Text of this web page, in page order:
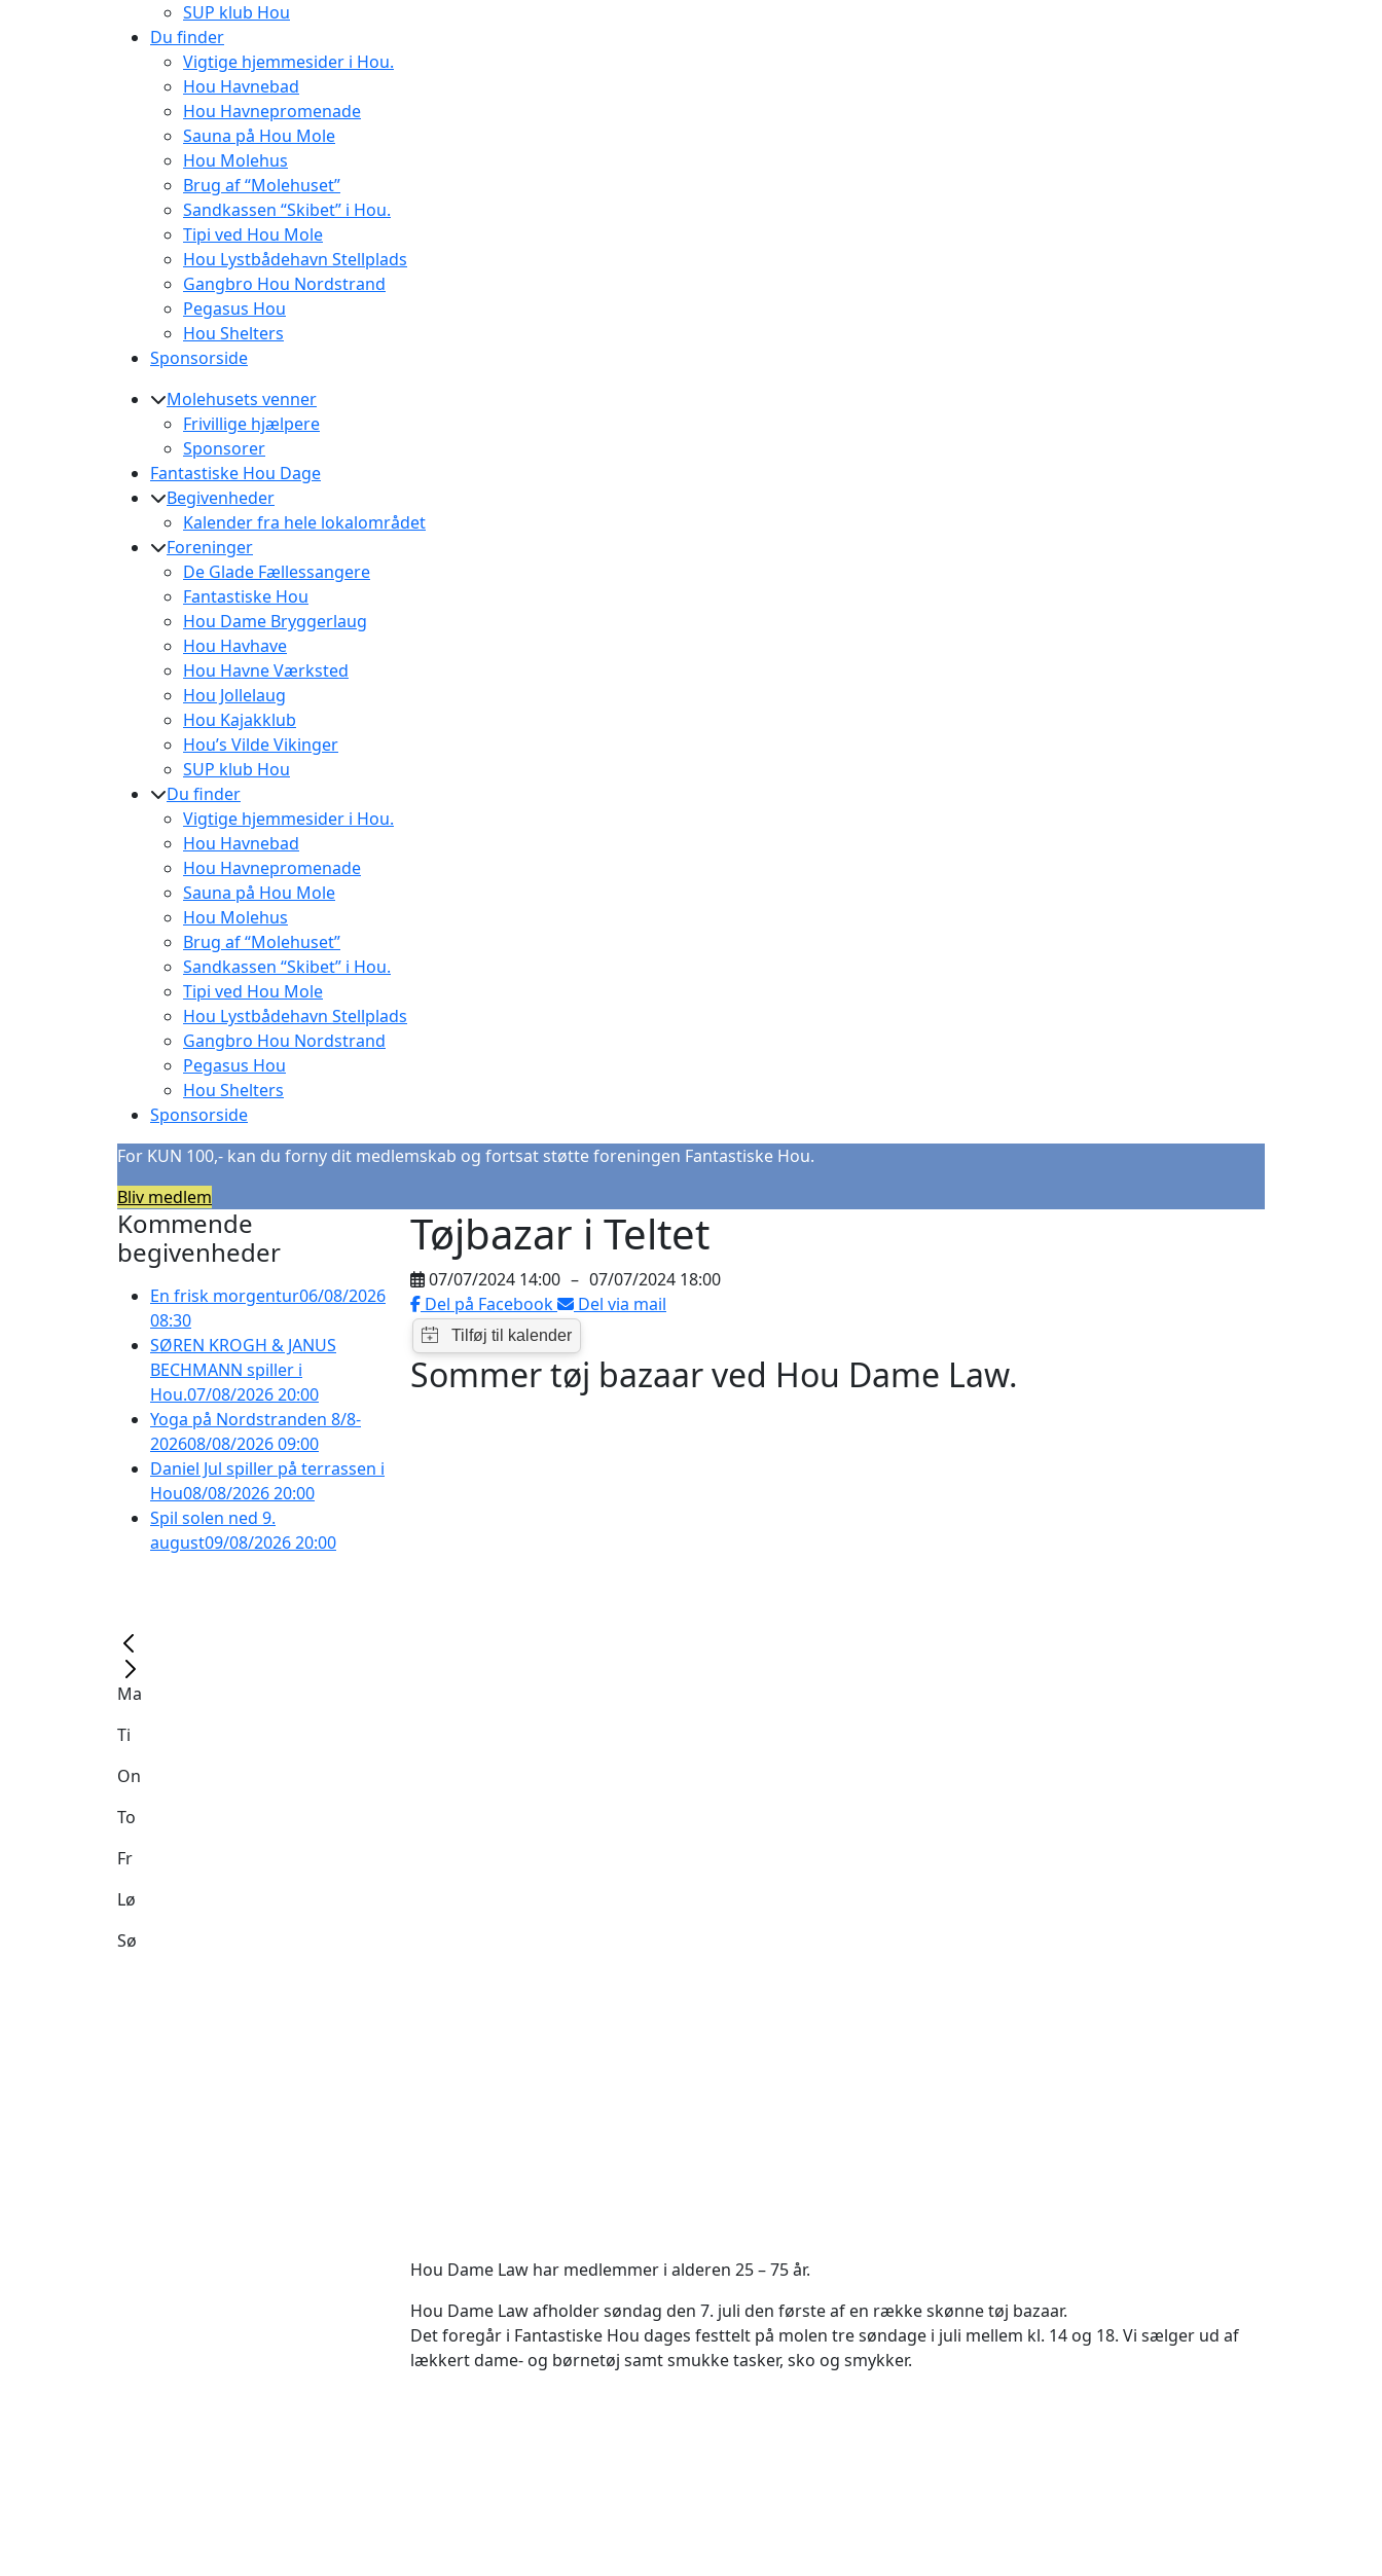
SUP klub Hou
Du finder
Vigtige hjemmesider i Hou.
Hou Havnebad
Hou Havnepromenade
Sauna på Hou Mole
Hou Molehus
Brug af “Molehuset”
Sandkassen “Skibet” i Hou.
Tipi ved Hou Mole
Hou Lystbådehavn Stellplads
Gangbro Hou Nordstrand
Pegasus Hou
Hou Shelters
Sponsorside
Molehusets venner
Frivillige hjælpere
Sponsorer
Fantastiske Hou Dage
Begivenheder
Kalender fra hele lokalområdet
Foreninger
De Glade Fællessangere
Fantastiske Hou
Hou Dame Bryggerlaug
Hou Havhave
Hou Havne Værksted
Hou Jollelaug
Hou Kajakklub
Hou’s Vilde Vikinger
SUP klub Hou
Du finder
Vigtige hjemmesider i Hou.
Hou Havnebad
Hou Havnepromenade
Sauna på Hou Mole
Hou Molehus
Brug af “Molehuset”
Sandkassen “Skibet” i Hou.
Tipi ved Hou Mole
Hou Lystbådehavn Stellplads
Gangbro Hou Nordstrand
Pegasus Hou
Hou Shelters
Sponsorside
For KUN 100,- kan du forny dit medlemskab og fortsat støtte foreningen Fantastiske Hou.
Bliv medlem
Kommende
begivenheder
En frisk morgentur06/08/2026
08:30
SØREN KROGH & JANUS
BECHMANN spiller i
Hou.07/08/2026 20:00
Yoga på Nordstranden 8/8-
202608/08/2026 09:00
Daniel Jul spiller på terrassen i
Hou08/08/2026 20:00
Spil solen ned 9.
august09/08/2026 20:00
Ma
Ti
On
To
Fr
Lø
Sø
Tøjbazar i Teltet
07/07/2024 14:00 – 07/07/2024 18:00
Del på Facebook
Del via mail
Sommer tøj bazaar ved Hou Dame Law.
Hou Dame Law har medlemmer i alderen 25 – 75 år.
Hou Dame Law afholder søndag den 7. juli den første af en række skønne tøj bazaar.
Det foregår i Fantastiske Hou dages festtelt på molen tre søndage i juli mellem kl. 14 og 18. Vi sælger ud af
lækkert dame- og børnetøj samt smukke tasker, sko og smykker.